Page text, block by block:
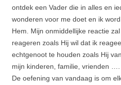
ontdek een Vader die in alles en
wonderen voor me doet en ik
Hem. Mijn onmiddellijke reactie
reageren zoals Hij wil dat ik
echtgenoot te houden zoals Hij
mijn kinderen, familie, vrienden ….
De oefening van vandaag is om